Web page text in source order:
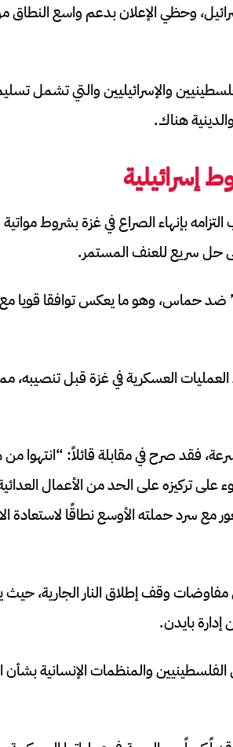
وحظي الإعلان بدعم واسع
والإسرائيليين والتي تشمل
هناك.
إسرائيلية
التزامه بإنهاء الصراع في غزة بشروط
حل سريع للعنف المستمر.
ضد حماس، وهو ما يعكس توافقا قويا
العسكرية في غزة قبل تنصيبه،
فقد صرح في مقابلة قائلاً: “انتهوا من
تركيزه على الحد من الأعمال
مع سرد حملته الأوسع نطاقًا لاستعادة
وقف إطلاق النار الجارية، حيث
بايدن.
والمنظمات الإنسانية بشأن